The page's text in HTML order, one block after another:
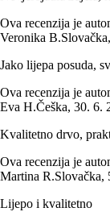
Ova recenzija je
Veronika B.Slovačka,
Jako lijepa posuda,
Ova recenzija je
Eva H.Češka, 30. 6.
Kvalitetno drvo,
Ova recenzija je
Martina R.Slovačka,
Lijepo i kvalitetno